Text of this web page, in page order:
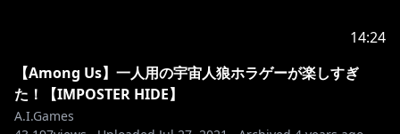
14:24
【Among Us】一人用の宇宙人狼ホラゲーが楽しすぎ
た！【IMPOSTER HIDE】
A.I.Games